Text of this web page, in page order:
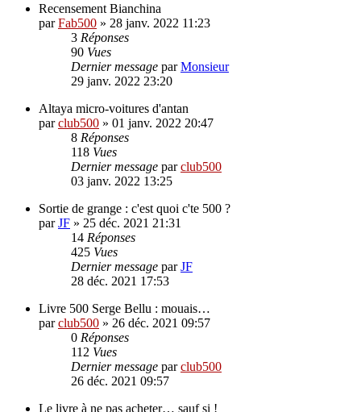
Recensement Bianchina
parFab500 » 28 janv. 2022 11:23
3 Réponses
90 Vues
Dernier message parMonsieur
29 janv. 2022 23:20
Altaya micro-voitures d'antan
parclub500 » 01 janv. 2022 20:47
8 Réponses
118 Vues
Dernier message parclub500
03 janv. 2022 13:25
Sortie de grange : c'est quoi c'te 500 ?
parJF » 25 déc. 2021 21:31
14 Réponses
425 Vues
Dernier message parJF
28 déc. 2021 17:53
Livre 500 Serge Bellu : mouais…
parclub500 » 26 déc. 2021 09:57
0 Réponses
112 Vues
Dernier message parclub500
26 déc. 2021 09:57
Le livre à ne pas acheter… sauf si !